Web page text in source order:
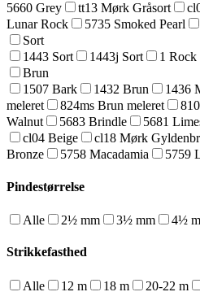
5660 Grey
tt13 Mørk Gråsort
Lunar Rock
5735 Smoked Pearl
Sort
1443 Sort
1443j Sort 1 Rock
Brun
1507 Bark
1432 Brun 1436
meleret
824ms Brun meleret
Walnut
5683 Brindle 5681
cl04 Beige
cl18 Mørk
Bronze
5758 Macadamia 5759
Pindestørrelse
Alle 2½ mm 3½ mm 4½
Strikkefasthed
Alle 12 m 18 m 20-22 m